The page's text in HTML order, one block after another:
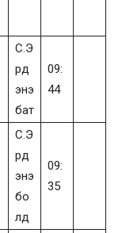
С.Э
рд
энэ
бат
09:
44
С.Э
рд
энэ
бо
лд
09:
35